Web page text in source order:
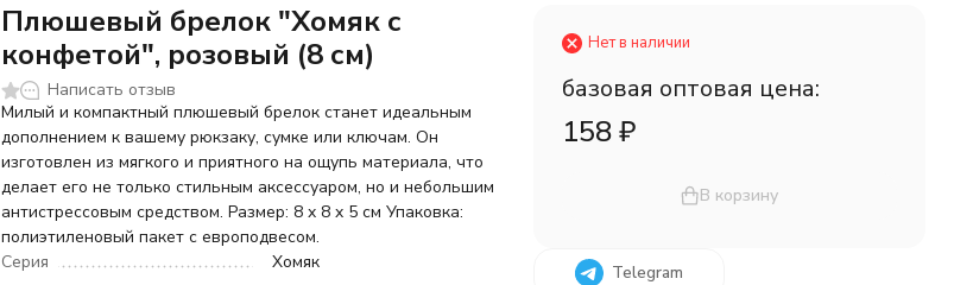
Плюшевый брелок "Хомяк с
конфетой", розовый (8 см)
Написать отзыв
Милый и компактный плюшевый брелок станет идеальным
дополнением к вашему рюкзаку, сумке или ключам. Он
изготовлен из мягкого и приятного на ощупь материала, что
делает его не только стильным аксессуаром, но и небольшим
антистрессовым средством. Размер: 8 x 8 x 5 см Упаковка:
полиэтиленовый пакет с европодвесом.
Серия
Хомяк
Нет в наличии
базовая оптовая цена:
158₽
В корзину
Telegram